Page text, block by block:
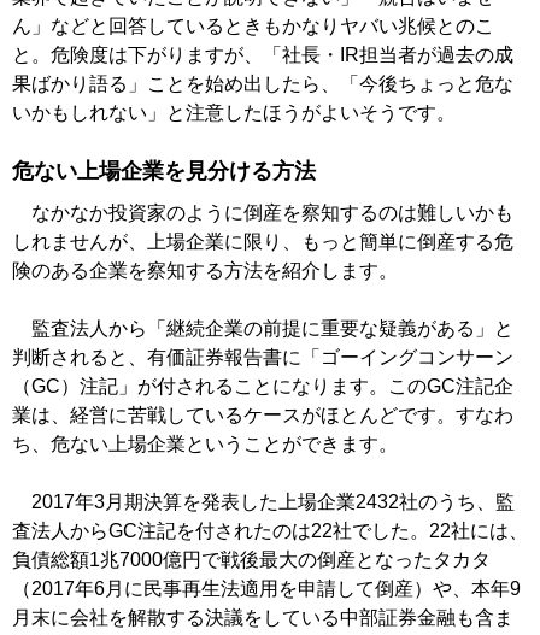
ん」などと回答しているときもかなりヤバい兆候とのこ
と。危険度は下がりますが、「社長・IR担当者が過去の成
果ばかり語る」ことを始め出したら、「今後ちょっと危な
いかもしれない」と注意したほうがよいそうです。
危ない上場企業を見分ける方法
なかなか投資家のように倒産を察知するのは難しいかも
しれませんが、上場企業に限り、もっと簡単に倒産する危
険のある企業を察知する方法を紹介します。
監査法人から「継続企業の前提に重要な疑義がある」と
判断されると、有価証券報告書に「ゴーイングコンサーン
（GC）注記」が付されることになります。このGC注記企
業は、経営に苦戦しているケースがほとんどです。すなわ
ち、危ない上場企業ということができます。
2017年3月期決算を発表した上場企業2432社のうち、監
査法人からGC注記を付されたのは22社でした。22社には、
負債総額1兆7000億円で戦後最大の倒産となったタカタ
（2017年6月に民事再生法適用を申請して倒産）や、本年9
月末に会社を解散する決議をしている中部証券金融も含ま